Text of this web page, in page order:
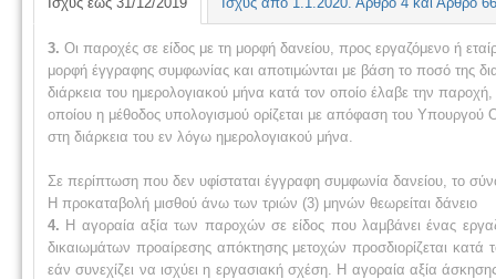
3. Οι παροχές σε είδος με τη μορφή δανείου, προς εργαζόμενο ή
μορφή έγγραφης συμφωνίας και αποτιμώνται με βάση το ποσό της
διάρκεια του ημερολογιακού μήνα κατά τον οποίο έλαβε την
οποίου η μέθοδος υπολογισμού ορίζεται με απόφαση του Υπουργού
στη διάρκεια του εν λόγω ημερολογιακού μήνα.
Σε περίπτωση που δεν υφίσταται έγγραφη συμφωνία δανείου, το
Η προκαταβολή μισθού άνω των τριών (3) μηνών θεωρείται δάνειο
4. Η αγοραία αξία των παροχών σε είδος που λαμβάνει ένας
δικαιωμάτων προαίρεσης απόκτησης μετοχών προσδιορίζεται
εάν συνεχίζει να ισχύει η εργασιακή σχέση. Η αγοραία αξία